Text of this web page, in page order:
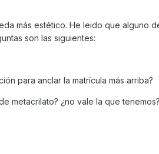
más estético. He leido que alguno
son las siguientes:
para anclar la matrícula más arriba?
metacrilato? ¿no vale la que